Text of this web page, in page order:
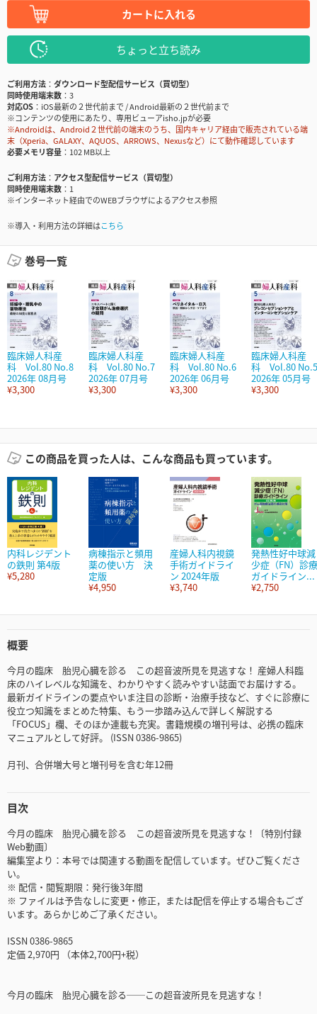
カートに入れる
ちょっと立ち読み
ご利用方法
ダウンロード型配信サービス（買切型）
同時使用端末数
3
対応OS
iOS最新の２世代前まで / Android最新の２世代前まで
※コンテンツの使用にあたり、専用ビューアisho.jpが必要
※Androidは、Android２世代前の端末のうち、国内キャリア経由で販売されている端
末（Xperia、GALAXY、AQUOS、ARROWS、Nexusなど）にて動作確認しています
必要メモリ容量
102 MB以上
ご利用方法
アクセス型配信サービス（買切型）
同時使用端末数
1
※インターネット経由でのWEBブラウザによるアクセス参照
※導入・利用方法の詳細はこちら
巻号一覧
臨床婦人科産
科 Vol.80 No.8
2026年 08月号
¥3,300
臨床婦人科産
科 Vol.80 No.7
2026年 07月号
¥3,300
臨床婦人科産
科 Vol.80 No.6
2026年 06月号
¥3,300
臨床婦人科産
科 Vol.80 No.5
2026年 05月号
¥3,300
この商品を買った人は、こんな商品も買っています。
内科レジデント
の鉄則 第4版
¥5,280
病棟指示と頻用
薬の使い方 決
定版
¥4,950
産婦人科内視鏡
手術ガイドライ
ン 2024年版
¥3,740
発熱性好中球減
少症（FN）診療
ガイドライン...
¥2,750
概要
今月の臨床 胎児心臓を診る この超音波所見を見逃すな！ 産婦人科臨
床のハイレベルな知識を、わかりやすく読みやすい誌面でお届けする。
最新ガイドラインの要点やいま注目の診断・治療手技など、すぐに診療に
役立つ知識をまとめた特集、もう一歩踏み込んで詳しく解説する
「FOCUS」欄、そのほか連載も充実。書籍規模の増刊号は、必携の臨床
マニュアルとして好評。 (ISSN 0386-9865)
月刊、合併増大号と増刊号を含む年12冊
目次
今月の臨床 胎児心臓を診る この超音波所見を見逃すな！〔特別付録
Web動画〕
編集室より：本号では関連する動画を配信しています。ぜひご覧くださ
い。
※ 配信・閲覧期限：発行後3年間
※ ファイルは予告なしに変更・修正，または配信を停止する場合もござ
います。あらかじめご了承ください。
ISSN 0386-9865
定価 2,970円 （本体2,700円+税）
今月の臨床 胎児心臓を診る──この超音波所見を見逃すな！